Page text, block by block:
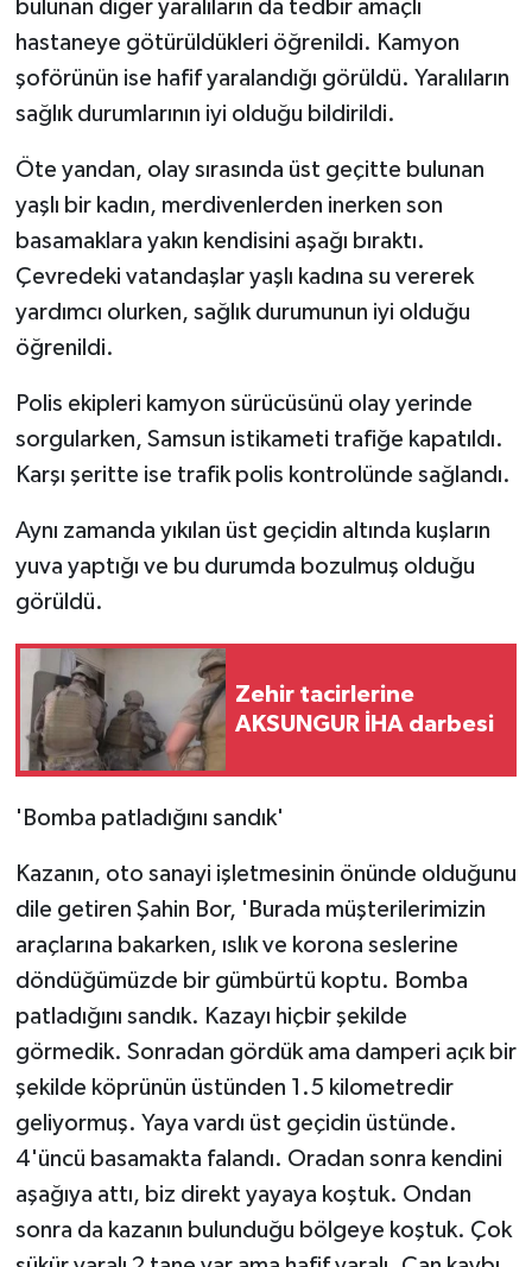
bulunan diğer yaralıların da tedbir amaçlı
hastaneye götürüldükleri öğrenildi. Kamyon
şoförünün ise hafif yaralandığı görüldü. Yaralıların
sağlık durumlarının iyi olduğu bildirildi.
Öte yandan, olay sırasında üst geçitte bulunan
yaşlı bir kadın, merdivenlerden inerken son
basamaklara yakın kendisini aşağı bıraktı.
Çevredeki vatandaşlar yaşlı kadına su vererek
yardımcı olurken, sağlık durumunun iyi olduğu
öğrenildi.
Polis ekipleri kamyon sürücüsünü olay yerinde
sorgularken, Samsun istikameti trafiğe kapatıldı.
Karşı şeritte ise trafik polis kontrolünde sağlandı.
Aynı zamanda yıkılan üst geçidin altında kuşların
yuva yaptığı ve bu durumda bozulmuş olduğu
görüldü.
Zehir tacirlerine
AKSUNGUR İHA darbesi
'Bomba patladığını sandık'
Kazanın, oto sanayi işletmesinin önünde olduğunu
dile getiren Şahin Bor, 'Burada müşterilerimizin
araçlarına bakarken, ıslık ve korona seslerine
döndüğümüzde bir gümbürtü koptu. Bomba
patladığını sandık. Kazayı hiçbir şekilde
görmedik. Sonradan gördük ama damperi açık bir
şekilde köprünün üstünden 1.5 kilometredir
geliyormuş. Yaya vardı üst geçidin üstünde.
4'üncü basamakta falandı. Oradan sonra kendini
aşağıya attı, biz direkt yayaya koştuk. Ondan
sonra da kazanın bulunduğu bölgeye koştuk. Çok